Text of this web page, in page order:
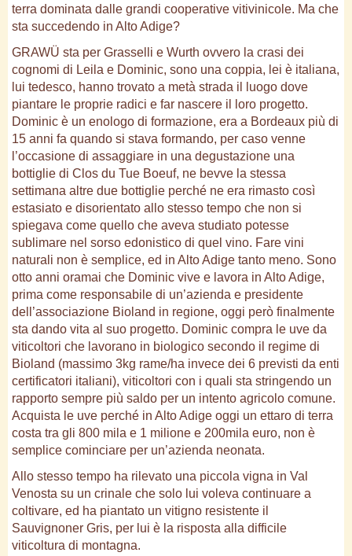
terra dominata dalle grandi cooperative vitivinicole. Ma che
sta succedendo in Alto Adige?
GRAWÜ sta per Grasselli e Wurth ovvero la crasi dei
cognomi di Leila e Dominic, sono una coppia, lei è italiana,
lui tedesco, hanno trovato a metà strada il luogo dove
piantare le proprie radici e far nascere il loro progetto.
Dominic è un enologo di formazione, era a Bordeaux più di
15 anni fa quando si stava formando, per caso venne
l’occasione di assaggiare in una degustazione una
bottiglie di Clos du Tue Boeuf, ne bevve la stessa
settimana altre due bottiglie perché ne era rimasto così
estasiato e disorientato allo stesso tempo che non si
spiegava come quello che aveva studiato potesse
sublimare nel sorso edonistico di quel vino. Fare vini
naturali non è semplice, ed in Alto Adige tanto meno. Sono
otto anni oramai che Dominic vive e lavora in Alto Adige,
prima come responsabile di un’azienda e presidente
dell’associazione Bioland in regione, oggi però finalmente
sta dando vita al suo progetto. Dominic compra le uve da
viticoltori che lavorano in biologico secondo il regime di
Bioland (massimo 3kg rame/ha invece dei 6 previsti da enti
certificatori italiani), viticoltori con i quali sta stringendo un
rapporto sempre più saldo per un intento agricolo comune.
Acquista le uve perché in Alto Adige oggi un ettaro di terra
costa tra gli 800 mila e 1 milione e 200mila euro, non è
semplice cominciare per un’azienda neonata.
Allo stesso tempo ha rilevato una piccola vigna in Val
Venosta su un crinale che solo lui voleva continuare a
coltivare, ed ha piantato un vitigno resistente il
Sauvignoner Gris, per lui è la risposta alla difficile
viticoltura di montagna.